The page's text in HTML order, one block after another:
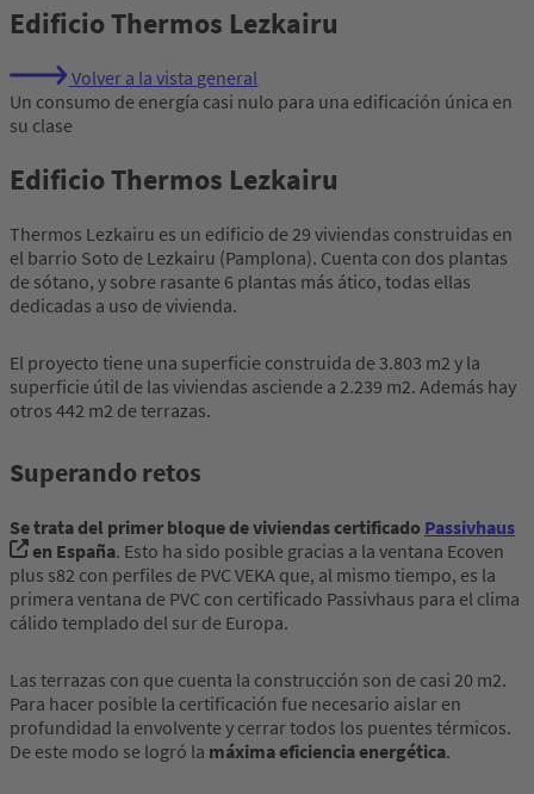
Edificio Thermos Lezkairu
Volver a la vista general
Un consumo de energía casi nulo para una edificación única en
su clase
Edificio Thermos Lezkairu
Thermos Lezkairu es un edificio de 29 viviendas construidas en
el barrio Soto de Lezkairu (Pamplona). Cuenta con dos plantas
de sótano, y sobre rasante 6 plantas más ático, todas ellas
dedicadas a uso de vivienda.
El proyecto tiene una superficie construida de 3.803 m2 y la
superficie útil de las viviendas asciende a 2.239 m2. Además hay
otros 442 m2 de terrazas.
Superando retos
Se trata del primer bloque de viviendas certificado Passivhaus
en España. Esto ha sido posible gracias a la ventana Ecoven
plus s82 con perfiles de PVC VEKA que, al mismo tiempo, es la
primera ventana de PVC con certificado Passivhaus para el clima
cálido templado del sur de Europa.
Las terrazas con que cuenta la construcción son de casi 20 m2.
Para hacer posible la certificación fue necesario aislar en
profundidad la envolvente y cerrar todos los puentes térmicos.
De este modo se logró la máxima eficiencia energética.